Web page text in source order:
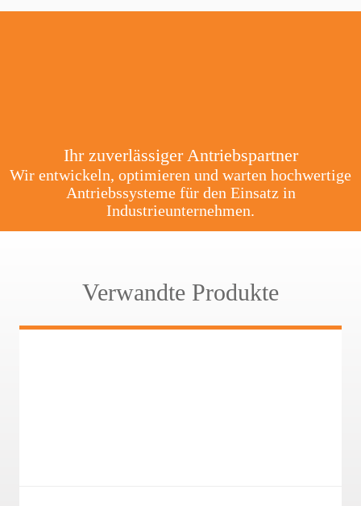
Ihr zuverlässiger Antriebspartner
Wir entwickeln, optimieren und warten hochwertige
Antriebssysteme für den Einsatz in
Industrieunternehmen.
Verwandte Produkte